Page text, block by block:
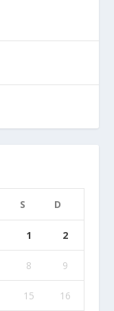
S D
1 2
8 9
15 16